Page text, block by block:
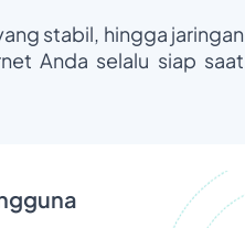
stabil, hingga jaringan
Anda selalu siap saat